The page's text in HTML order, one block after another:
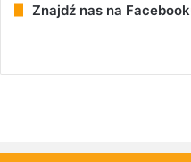
Znajdź nas na